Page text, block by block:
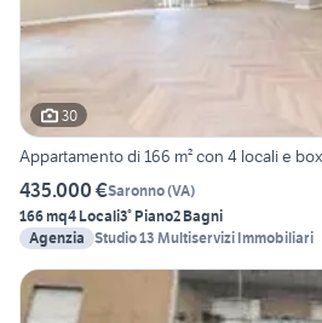
30
Appartamento di 166 m² con 4 locali e
435.000 €Saronno(VA)
166 mq4 Locali3° Piano2 Bagni
Agenzia Studio 13 Multiservizi Immobiliari